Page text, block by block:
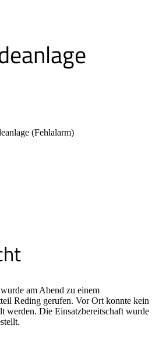
(Fehlalarm)
am Abend zu einem
Reding gerufen. Vor Ort konnte kein
werden. Die Einsatzbereitschaft wurde